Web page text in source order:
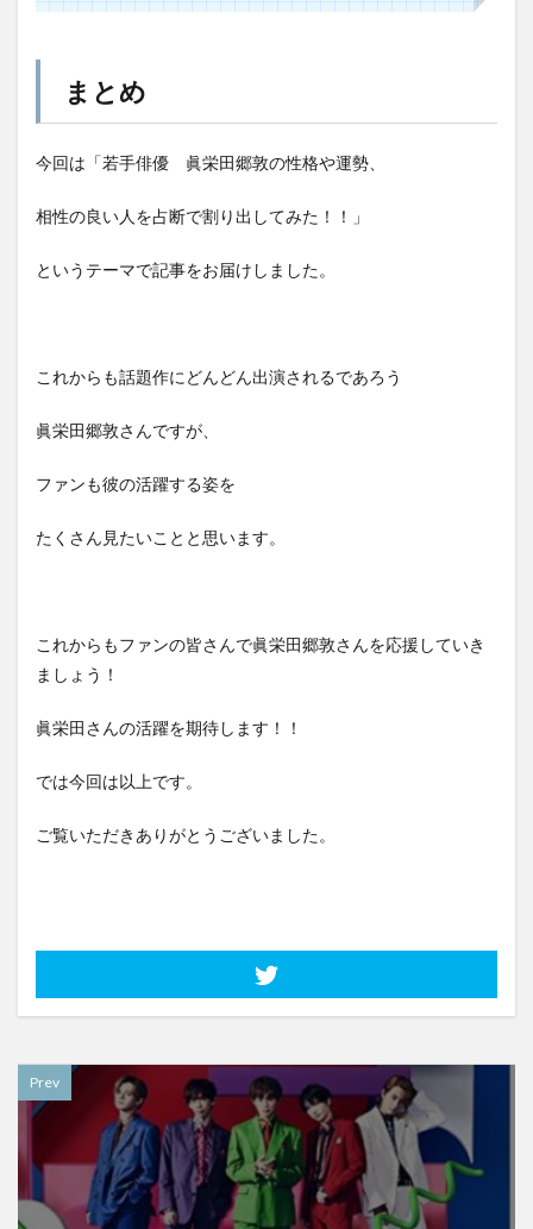
まとめ
今回は「若手俳優 眞栄田郷敦の性格や運勢、
相性の良い人を占断で割り出してみた！！」
というテーマで記事をお届けしました。
これからも話題作にどんどん出演されるであろう
眞栄田郷敦さんですが、
ファンも彼の活躍する姿を
たくさん見たいことと思います。
これからもファンの皆さんで眞栄田郷敦さんを応援していき
ましょう！
眞栄田さんの活躍を期待します！！
では今回は以上です。
ご覧いただきありがとうございました。
Prev